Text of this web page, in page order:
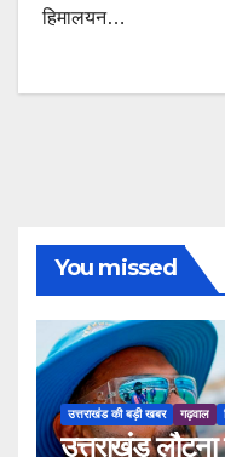
हिमालयन…
You missed
उत्तराखंड की बड़ी खबर गढ़वाल
उत्तराखंड